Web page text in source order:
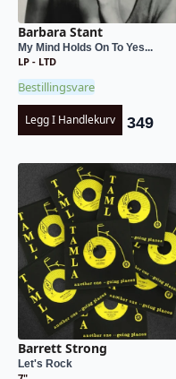
Barbara Stant
My Mind Holds On To Yes...
LP - LTD
Bestillingsvare
Legg I Handlekurv 349
Barrett Strong
Let's Rock